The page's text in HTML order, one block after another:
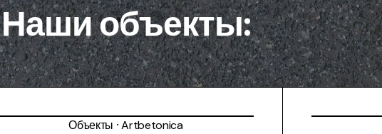
Наши объекты:
Объекты ⸱Artbetonica